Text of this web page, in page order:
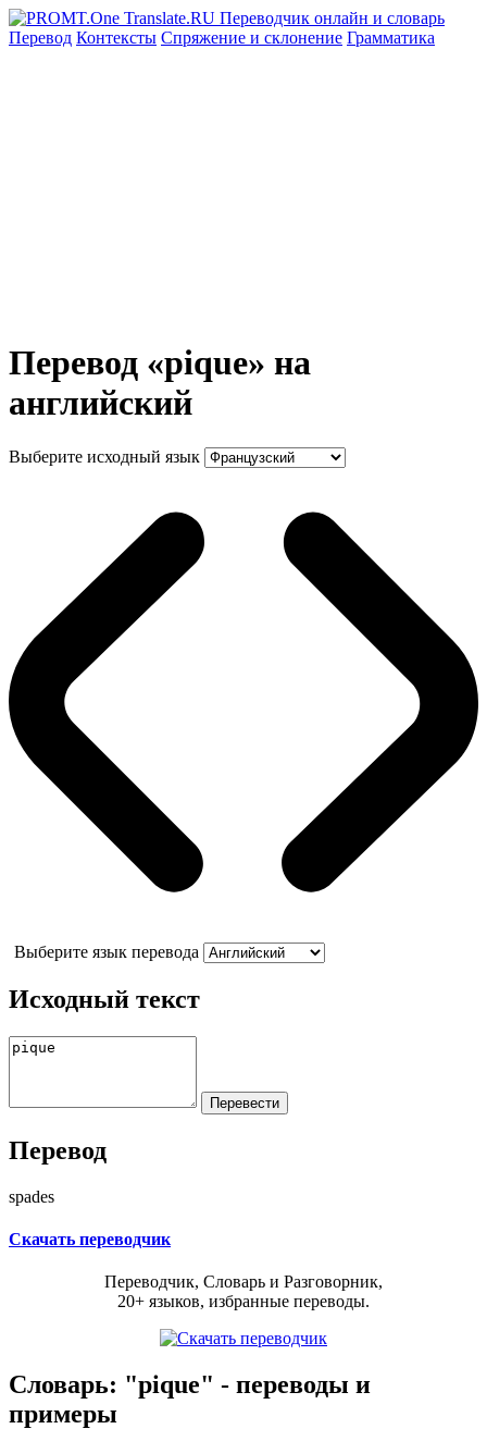
Перевод Контексты Спряжение и склонение Грамматика
Перевод «pique» на
английский
Выберите исходный язык
Выберите язык перевода
Исходный текст
Перевод
spades
Скачать переводчик
Переводчик, Словарь и Разговорник,
20+ языков, избранные переводы.
Словарь: "pique" - переводы и
примеры